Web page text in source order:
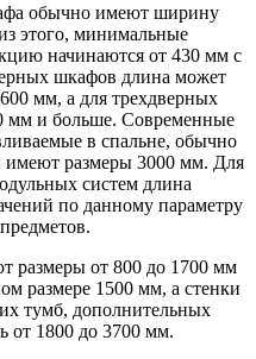
обычно имеют ширину
этого, минимальные
начинаются от 430 мм с
шкафов длина может
мм, а для трехдверных
мм и больше. Современные
в спальне, обычно
имеют размеры 3000 мм. Для
систем длина
по данному параметру
размеры от 800 до 1700 мм
размере 1500 мм, а стенки
тумб, дополнительных
от 1800 до 3700 мм.